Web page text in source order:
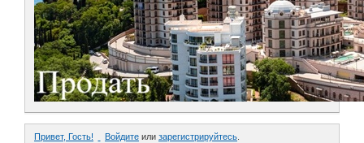
Привет, Гость! Войдите или зарегистрируйтесь